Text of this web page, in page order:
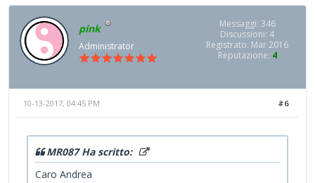
pink
Administrator
Messaggi: 346
Discussioni: 4
Registrato: Mar 2016
Reputazione: 4
#6
10-13-2017, 04:45 PM
MR087 Ha scritto:
Caro Andrea